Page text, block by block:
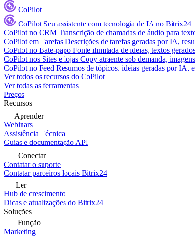
CoPilot
CoPilot Seu assistente com tecnologia de IA no Bitrix24
CoPilot no CRM Transcrição de chamadas de áudio para
CoPilot em Tarefas Descrições de tarefas geradas por IA,
CoPilot no Bate-papo Fonte ilimitada de ideias, textos
CoPilot nos Sites e lojas Copy atraente sob demanda,
CoPilot no Feed Resumos de tópicos, ideias geradas por IA,
Ver todos os recursos do CoPilot
Ver todas as ferramentas
Preços
Recursos
Aprender
Webinars
Assistência Técnica
Guias e documentação API
Conectar
Contatar o suporte
Contatar parceiros locais Bitrix24
Ler
Hub de crescimento
Dicas e atualizações do Bitrix24
Soluções
Função
Marketing